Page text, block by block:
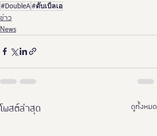
#DoubleA#ดั๊บเบิ้ลเอ
ข่าว
News
โพสต์ล่าสุด ดูทั้งหมด